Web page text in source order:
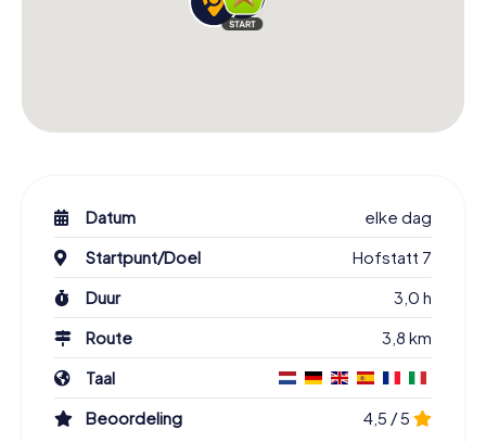
Datum
elke dag
Startpunt/Doel
Hofstatt 7
Duur
3,0 h
Route
3,8 km
Taal
Beoordeling
4,5 / 5